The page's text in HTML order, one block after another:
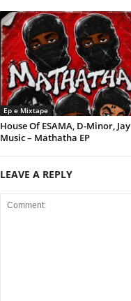
Ep e Mixtape
House Of ESAMA, D-Minor, Jay
Music – Mathatha EP
LEAVE A REPLY